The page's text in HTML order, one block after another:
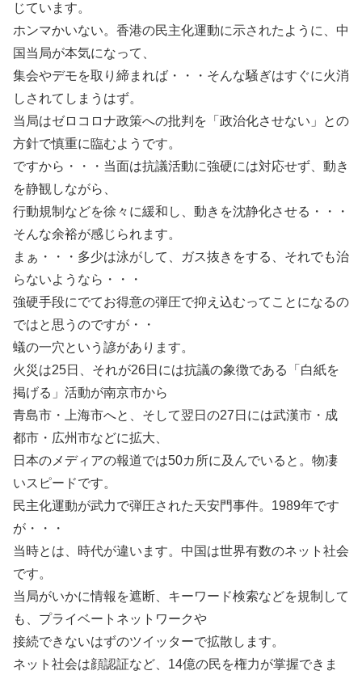
じています。
ホンマかいない。香港の民主化運動に示されたように、中
国当局が本気になって、
集会やデモを取り締まれば・・・そんな騒ぎはすぐに火消
しされてしまうはず。
当局はゼロコロナ政策への批判を「政治化させない」との
方針で慎重に臨むようです。
ですから・・・当面は抗議活動に強硬には対応せず、動き
を静観しながら、
行動規制などを徐々に緩和し、動きを沈静化させる・・・
そんな余裕が感じられます。
まぁ・・・多少は泳がして、ガス抜きをする、それでも治
らないようなら・・・
強硬手段にでてお得意の弾圧で抑え込むってことになるの
ではと思うのですが・・
蟻の一穴という諺があります。
火災は25日、それが26日には抗議の象徴である「白紙を
掲げる」活動が南京市から
青島市・上海市へと、そして翌日の27日には武漢市・成
都市・広州市などに拡大、
日本のメディアの報道では50カ所に及んでいると。物凄
いスピードです。
民主化運動が武力で弾圧された天安門事件。1989年です
が・・・
当時とは、時代が違います。中国は世界有数のネット社会
です。
当局がいかに情報を遮断、キーワード検索などを規制して
も、プライベートネットワークや
接続できないはずのツイッターで拡散します。
ネット社会は顔認証など、14億の民を権力が掌握できま